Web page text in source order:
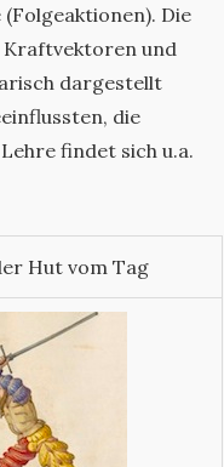
Die
Kraftvektoren und
dargestellt
die
findet sich u.a.
Hut vom Tag